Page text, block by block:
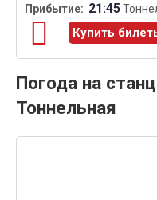
21:45
Купить
Погода на
Тоннельная